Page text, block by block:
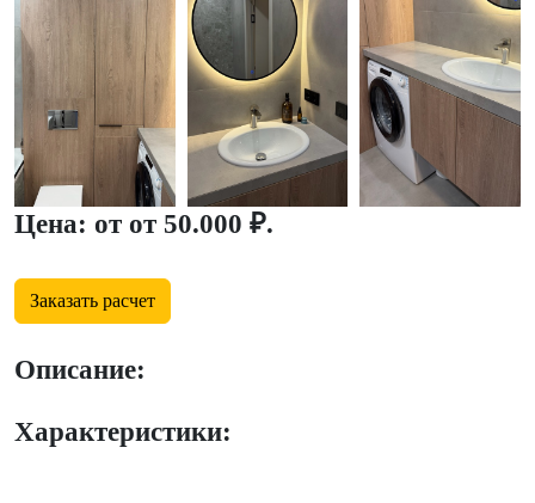
Цена: от от 50.000 ₽.
Заказать расчет
Описание:
Характеристики: